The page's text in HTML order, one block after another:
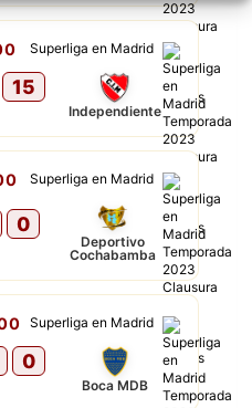
Superliga en Madrid
15
Independiente
Superliga en Madrid
0
Deportivo
Cochabamba
Superliga en Madrid
0
Boca MDB